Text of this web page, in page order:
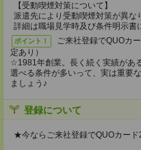
【受動喫煙対策について】
派遣先により受動喫煙対策が異な
詳細は職場見学時及び条件明示書
ポイント！
ご来社登録でQUOカ
定あり）
☆1981年創業。長く続く実績があ
選べる条件が多いって、実は重要
ましょう♪
登録について
★今ならご来社登録でQUOカー